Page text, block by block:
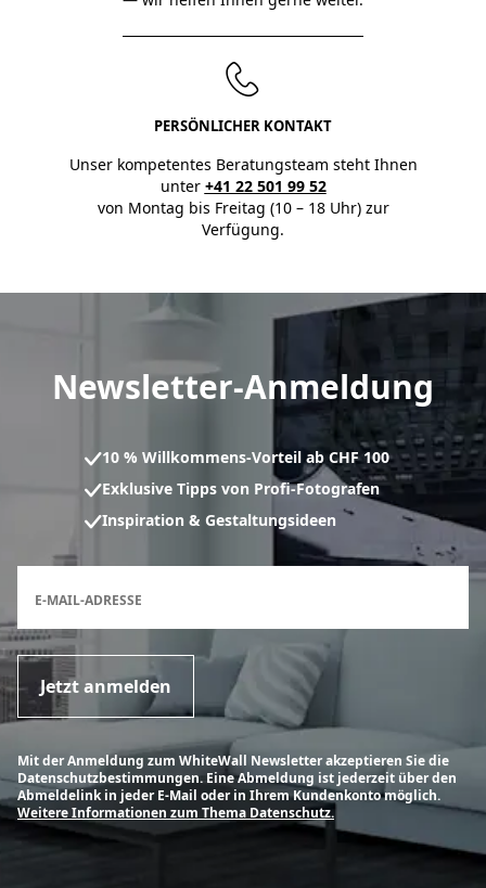
PERSÖNLICHER KONTAKT
Unser kompetentes Beratungsteam steht Ihnen
unter +41 22 501 99 52
von Montag bis Freitag (10 – 18 Uhr) zur
Verfügung.
Newsletter-Anmeldung
10 % Willkommens-Vorteil ab CHF 100
Exklusive Tipps von Profi-Fotografen
Inspiration & Gestaltungsideen
E-MAIL-ADRESSE
Jetzt anmelden
Mit der Anmeldung zum WhiteWall Newsletter akzeptieren Sie die
Datenschutzbestimmungen. Eine Abmeldung ist jederzeit über den
Abmeldelink in jeder E-Mail oder in Ihrem Kundenkonto möglich.
Weitere Informationen zum Thema Datenschutz.